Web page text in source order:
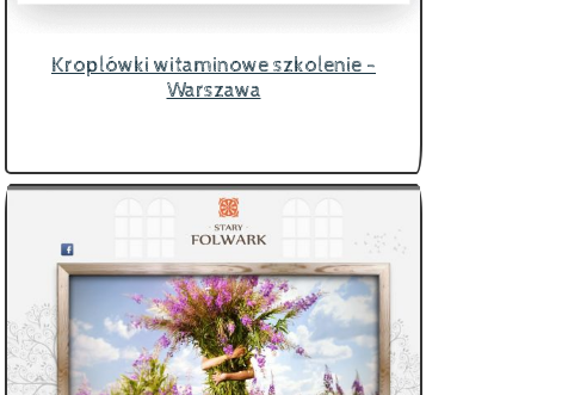
Kroplówki witaminowe szkolenie -
Warszawa